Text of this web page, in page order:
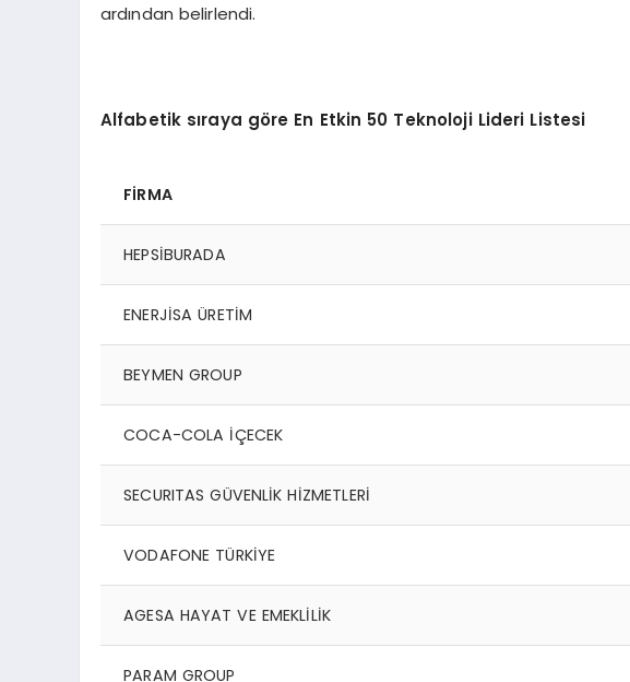
ardından belirlendi.
Alfabetik sıraya göre En Etkin 50 Teknoloji Lideri Listesi
FİRMA
HEPSİBURADA
ENERJİSA ÜRETİM
BEYMEN GROUP
COCA-COLA İÇECEK
SECURITAS GÜVENLİK HİZMETLERİ
VODAFONE TÜRKİYE
AGESA HAYAT VE EMEKLİLİK
PARAM GROUP